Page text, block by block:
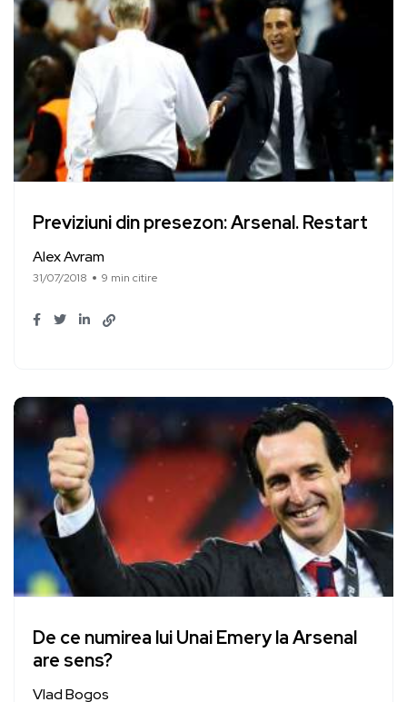
Previziuni din presezon: Arsenal. Restart
Alex Avram
31/07/2018 9 min citire
De ce numirea lui Unai Emery la Arsenal
are sens?
Vlad Bogos